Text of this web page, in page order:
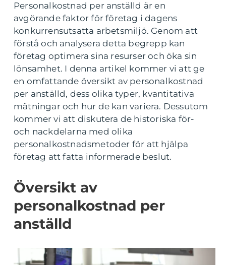
Personalkostnad per anställd är en
avgörande faktor för företag i dagens
konkurrensutsatta arbetsmiljö. Genom att
förstå och analysera detta begrepp kan
företag optimera sina resurser och öka sin
lönsamhet. I denna artikel kommer vi att ge
en omfattande översikt av personalkostnad
per anställd, dess olika typer, kvantitativa
mätningar och hur de kan variera. Dessutom
kommer vi att diskutera de historiska för-
och nackdelarna med olika
personalkostnadsmetoder för att hjälpa
företag att fatta informerade beslut.
Översikt av
personalkostnad per
anställd